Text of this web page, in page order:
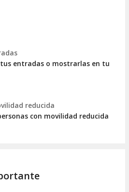
entradas o mostrarlas en tu
reducida
con movilidad reducida